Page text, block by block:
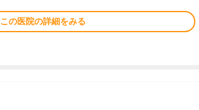
この医院の詳細をみる